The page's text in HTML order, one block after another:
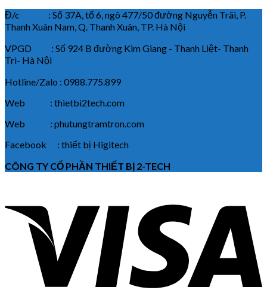
Đ/c : Số 37A, tổ 6, ngõ 477/50 đường Nguyễn Trãi, P.
Thanh Xuân Nam, Q. Thanh Xuân, TP. Hà Nội
VPGD : Số 924 B đường Kim Giang - Thanh Liệt- Thanh
Trì- Hà Nội
Hotline/Zalo : 0988.775.899
Web : thietbi2tech.com
Web : phutungtramtron.com
Facebook : thiết bị Higitech
CÔNG TY CỔ PHẦN THIẾT BỊ 2-TECH